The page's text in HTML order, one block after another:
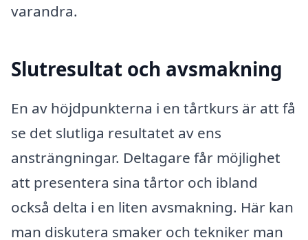
varandra.
Slutresultat och avsmakning
En av höjdpunkterna i en tårtkurs är att få
se det slutliga resultatet av ens
ansträngningar. Deltagare får möjlighet
att presentera sina tårtor och ibland
också delta i en liten avsmakning. Här kan
man diskutera smaker och tekniker man